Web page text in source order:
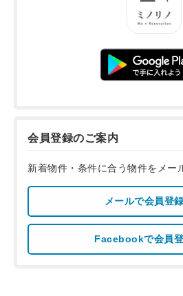
会員登録のご案内
新着物件・条件に合う物件をメー
メールで会員登
Facebookで会員